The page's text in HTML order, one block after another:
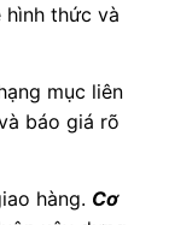
hình thức và
mục liên
báo giá rõ
hàng. Cơ